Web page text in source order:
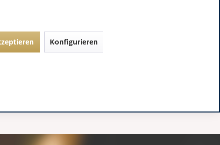
Konfigurieren